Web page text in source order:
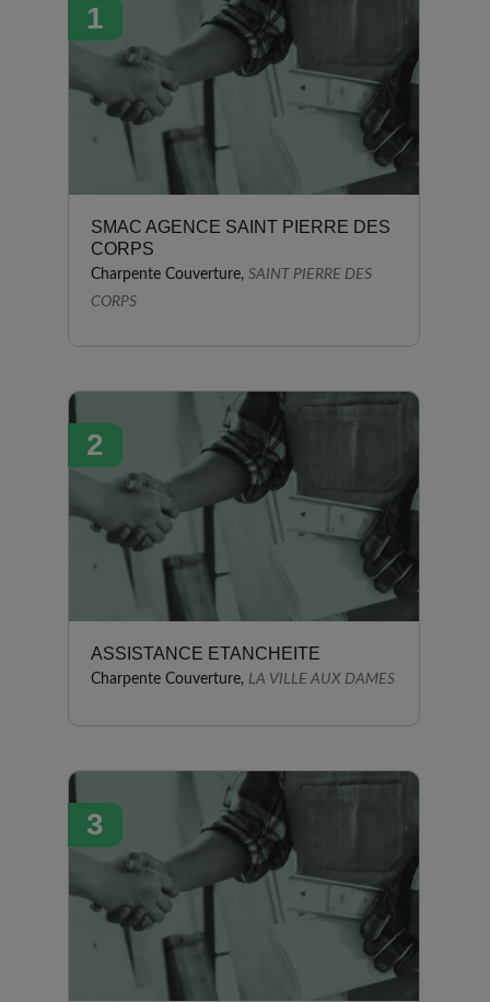
1
SMAC AGENCE SAINT PIERRE DES
CORPS
Charpente Couverture, SAINT PIERRE DES
CORPS
2
ASSISTANCE ETANCHEITE
Charpente Couverture, LA VILLE AUX DAMES
3